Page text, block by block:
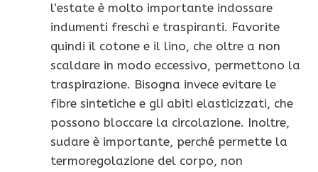
l’estate è molto importante indossare
indumenti freschi e traspiranti. Favorite
quindi il cotone e il lino, che oltre a non
scaldare in modo eccessivo, permettono la
traspirazione. Bisogna invece evitare le
fibre sintetiche e gli abiti elasticizzati, che
possono bloccare la circolazione. Inoltre,
sudare è importante, perché permette la
termoregolazione del corpo, non